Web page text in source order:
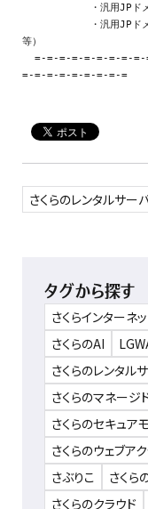
・汎用JPドメイ
・汎用JPドメイン登
等）
さくらのレンタルサー
タグから探す
さくらインターネ
さくらのAI
さくらのレンタル
さくらのマネージ
さくらのセキュア
さくらのウェブア
さぶりこ
さくら
さくらのクラウド